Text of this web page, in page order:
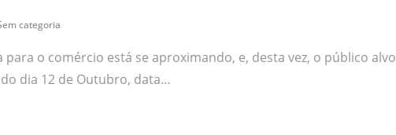
categoria
o comércio está se aproximando, e, desta vez, o público alvo
dia 12 de Outubro, data…